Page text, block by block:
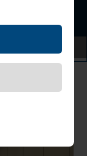
Home Immobilien